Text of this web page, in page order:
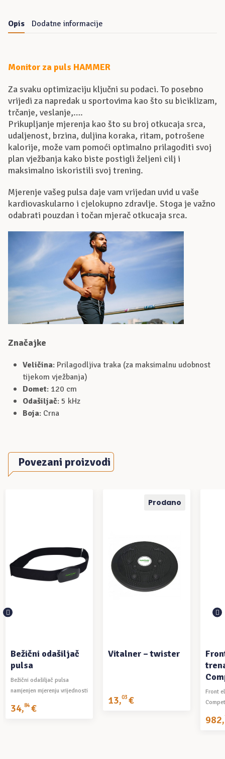
Opis Dodatne informacije
Monitor za puls HAMMER
Za svaku optimizaciju ključni su podaci. To posebno
vrijedi za napredak u sportovima kao što su biciklizam,
trčanje, veslanje,….
Prikupljanje mjerenja kao što su broj otkucaja srca,
udaljenost, brzina, duljina koraka, ritam, potrošene
kalorije, može vam pomoći optimalno prilagoditi svoj
plan vježbanja kako biste postigli željeni cilj i
maksimalno iskoristili svoj trening.
Mjerenje vašeg pulsa daje vam vrijedan uvid u vaše
kardiovaskularno i cjelokupno zdravlje. Stoga je važno
odabrati pouzdan i točan mjerač otkucaja srca.
Značajke
Veličina: Prilagodljiva traka (za maksimalnu udobnost
tijekom vježbanja)
Domet: 120 cm
Odašiljač: 5 kHz
Boja: Crna
Povezani proizvodi
KOŠARICU
Bežični odašiljač
pulsa
Bežični odašiljač pulsa
namjenjen mjerenju vrijednosti
34,84€
Prodano
PROČITAJ VIŠE
Vitalner – twister
13,03 €
Front
982,